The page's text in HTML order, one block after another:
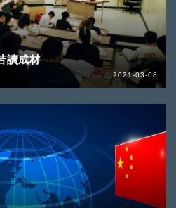
讀成材
2021-03-08